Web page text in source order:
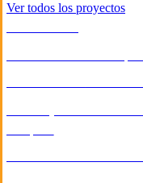
Ver todos los proyectos